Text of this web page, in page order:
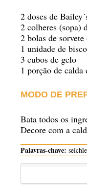
2 doses de
2 colheres (sopa)
2 bolas de sorvete
1 unidade de
3 cubos de gelo
1 porção de calda
MODO DE
Bata todos os
Decore com a
Palavras-chave: